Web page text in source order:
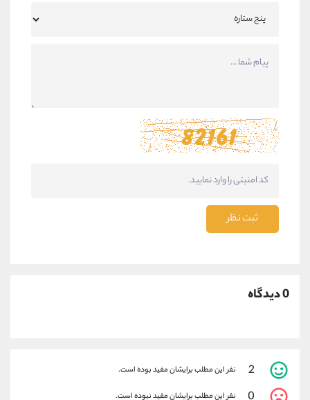
ثبت نظر
0 دیدگاه
2 نفر این مطلب برایشان مفید بوده است.
نفر این مطلب برایشان مفید نبوده است.